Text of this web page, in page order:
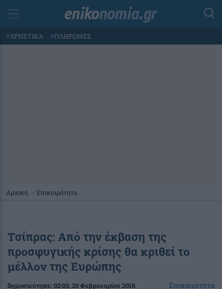
#ΧΡΗΣΤΙΚΑ #ΠΛΗΡΩΜΕΣ
Αρχική - Επικαιρότητα
Τσίπρας: Από την έκβαση της
προσφυγικής κρίσης θα κριθεί το
μέλλον της Ευρώπης
δημοσιεύτηκε:02:03, 20 Φεβρουαρίου 2016 Επικαιρότητα